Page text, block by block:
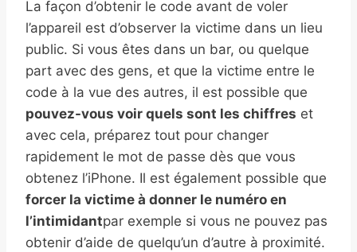
La façon d’obtenir le code avant de voler
l’appareil est d’observer la victime dans un lieu
public. Si vous êtes dans un bar, ou quelque
part avec des gens, et que la victime entre le
code à la vue des autres, il est possible que
pouvez-vous voir quels sont les chiffres et
avec cela, préparez tout pour changer
rapidement le mot de passe dès que vous
obtenez l’iPhone. Il est également possible que
forcer la victime à donner le numéro en
l’intimidantpar exemple si vous ne pouvez pas
obtenir d’aide de quelqu’un d’autre à proximité.